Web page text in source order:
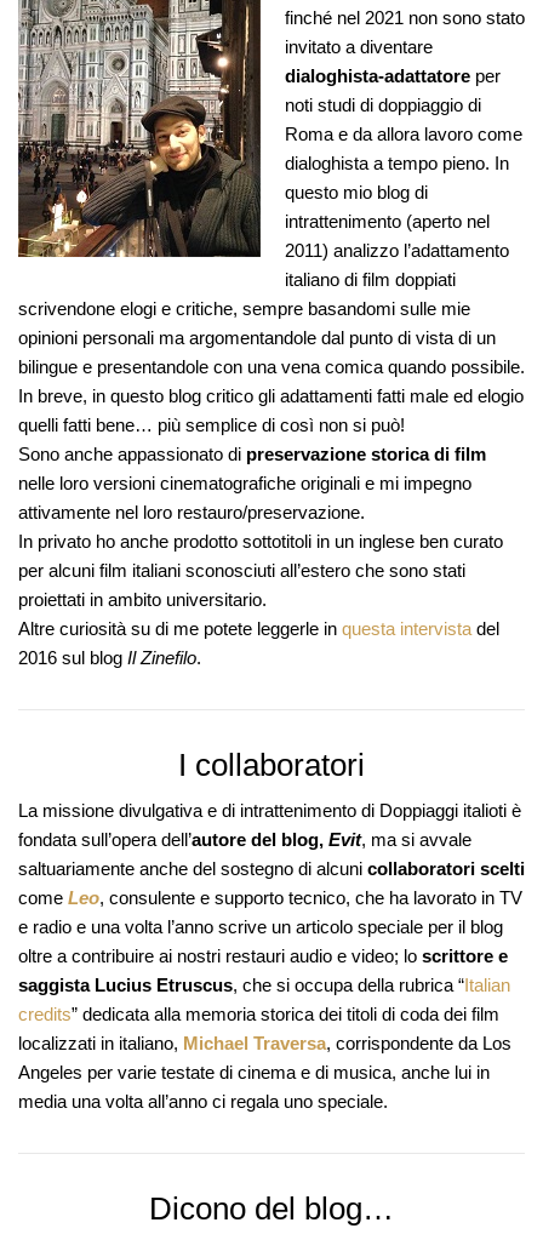
finché nel 2021 non sono stato
invitato a diventare
dialoghista-adattatore per
noti studi di doppiaggio di
Roma e da allora lavoro come
dialoghista a tempo pieno. In
questo mio blog di
intrattenimento (aperto nel
2011) analizzo l’adattamento
italiano di film doppiati
scrivendone elogi e critiche, sempre basandomi sulle mie
opinioni personali ma argomentandole dal punto di vista di un
bilingue e presentandole con una vena comica quando possibile.
In breve, in questo blog critico gli adattamenti fatti male ed elogio
quelli fatti bene… più semplice di così non si può!
Sono anche appassionato di preservazione storica di film
nelle loro versioni cinematografiche originali e mi impegno
attivamente nel loro restauro/preservazione.
In privato ho anche prodotto sottotitoli in un inglese ben curato
per alcuni film italiani sconosciuti all’estero che sono stati
proiettati in ambito universitario.
Altre curiosità su di me potete leggerle in questa intervista del
2016 sul blog Il Zinefilo.
I collaboratori
La missione divulgativa e di intrattenimento di Doppiaggi italioti è
fondata sull’opera dell’autore del blog, Evit, ma si avvale
saltuariamente anche del sostegno di alcuni collaboratori scelti
come Leo, consulente e supporto tecnico, che ha lavorato in TV
e radio e una volta l’anno scrive un articolo speciale per il blog
oltre a contribuire ai nostri restauri audio e video; lo scrittore e
saggista Lucius Etruscus, che si occupa della rubrica “Italian
credits” dedicata alla memoria storica dei titoli di coda dei film
localizzati in italiano, Michael Traversa, corrispondente da Los
Angeles per varie testate di cinema e di musica, anche lui in
media una volta all’anno ci regala uno speciale.
Dicono del blog…